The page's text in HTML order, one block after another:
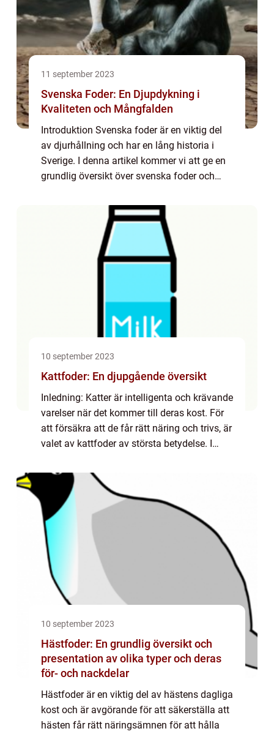
11 september 2023
Svenska Foder: En Djupdykning i
Kvaliteten och Mångfalden
Introduktion Svenska foder är en viktig del
av djurhållning och har en lång historia i
Sverige. I denna artikel kommer vi att ge en
grundlig översikt över svenska foder och
kvantitativa mätningar samt skillnade...
10 september 2023
Kattfoder: En djupgående översikt
Inledning: Katter är intelligenta och krävande
varelser när det kommer till deras kost. För
att försäkra att de får rätt näring och trivs, är
valet av kattfoder av största betydelse. I
översikt av kattfoder,...
10 september 2023
Hästfoder: En grundlig översikt och
presentation av olika typer och deras
för- och nackdelar
Hästfoder är en viktig del av hästens dagliga
kost och är avgörande för att säkerställa att
hästen får rätt näringsämnen för att hålla